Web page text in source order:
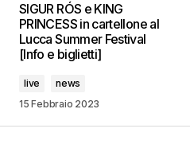
SIGUR RÓS e KING
PRINCESS in cartellone al
Lucca Summer Festival
[Info e biglietti]
live
news
15 Febbraio 2023